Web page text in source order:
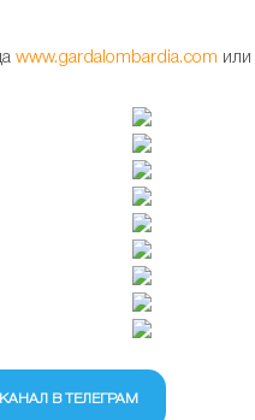
www.gardalombardia.com или
В ТЕЛЕГРАМ